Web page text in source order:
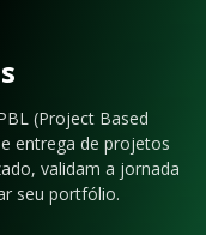
(Project Based
entrega de projetos
validam a jornada
seu portfólio.